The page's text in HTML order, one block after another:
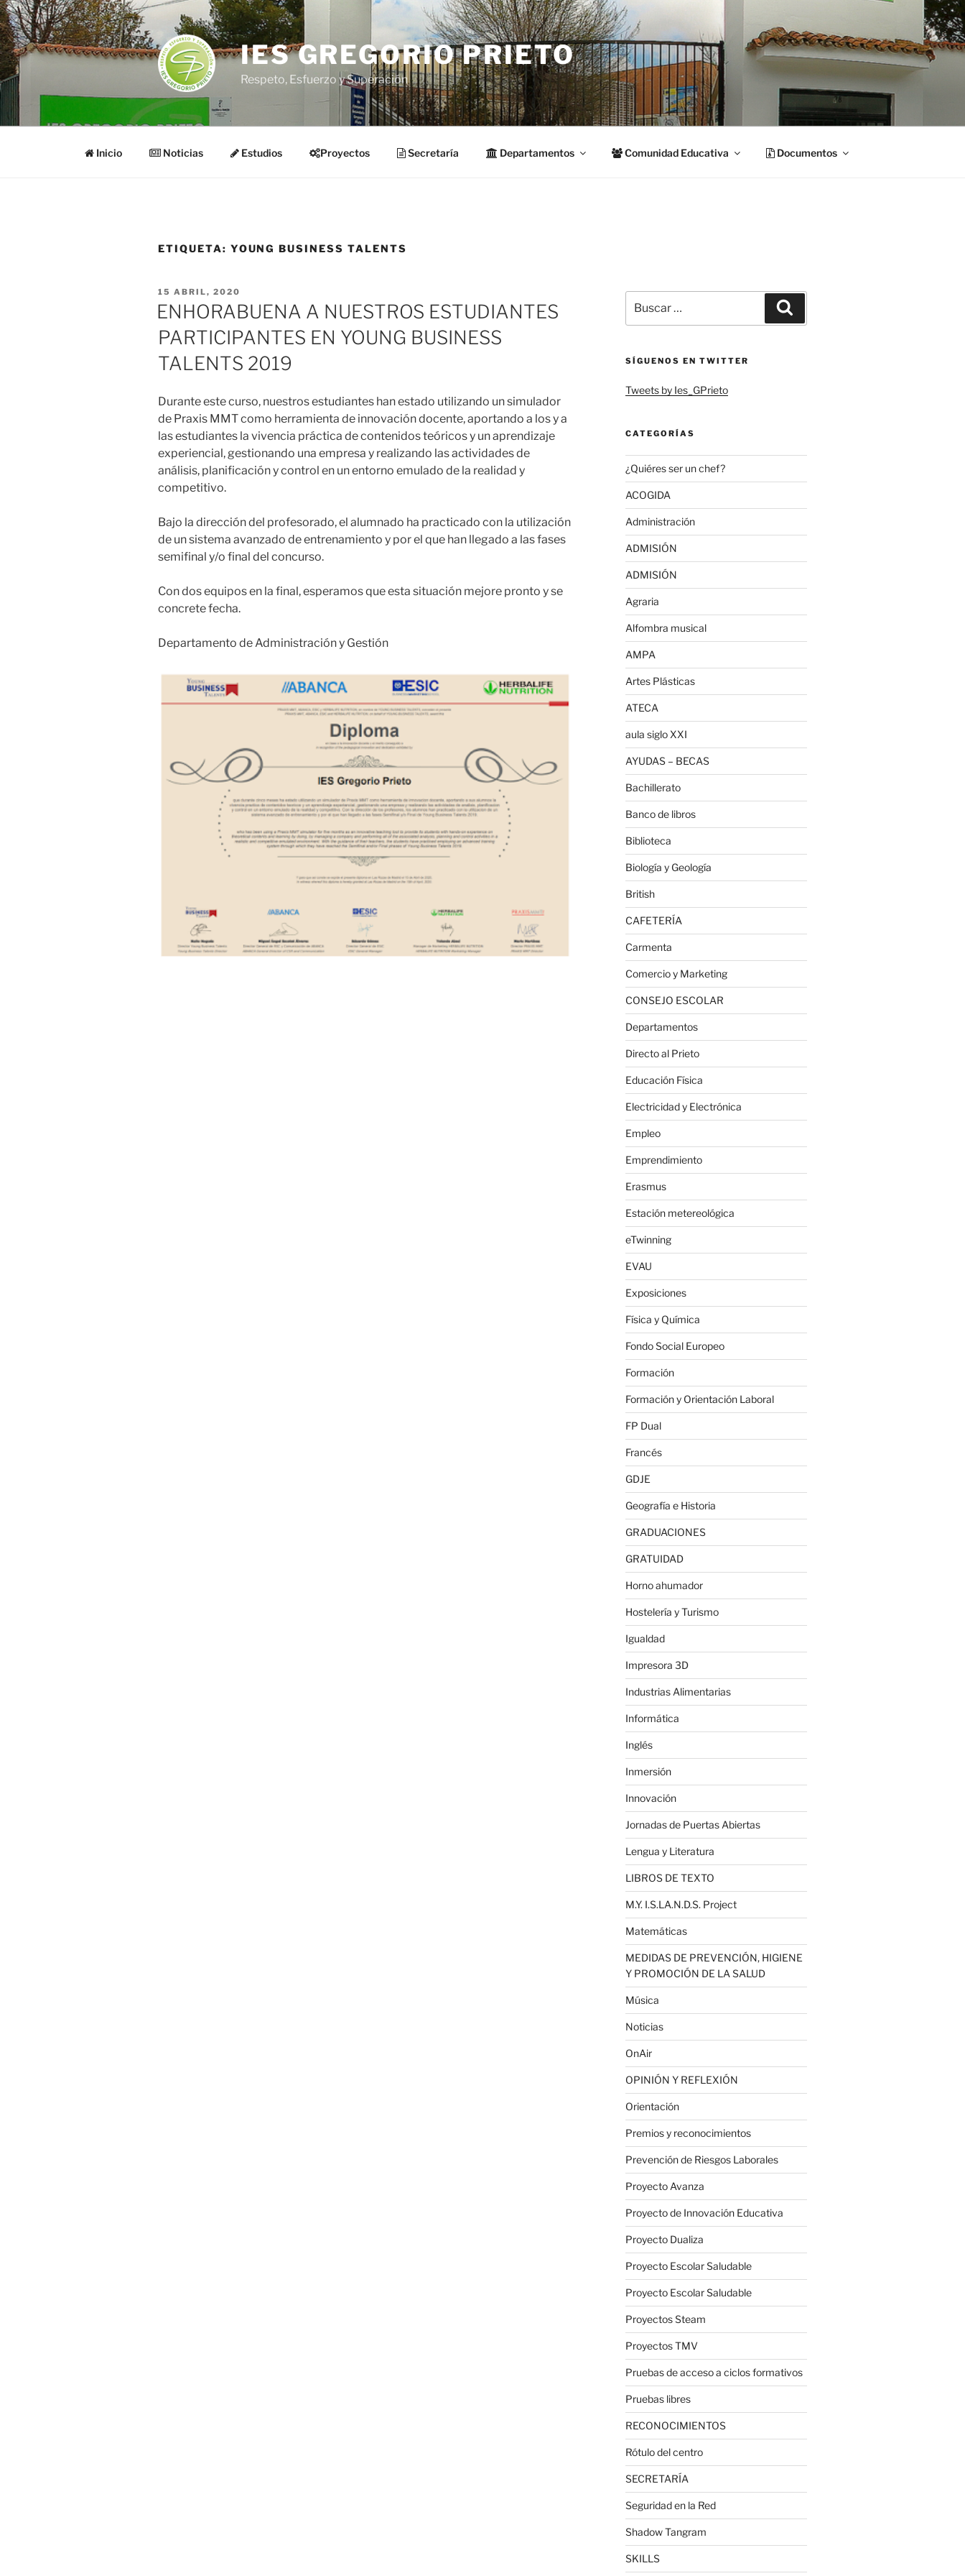
Saltar
al
contenido
IES GREGORIO PRIETO
Respeto, Esfuerzo y Superación
Inicio Noticias Estudios Proyectos Secretaría Departamentos Comunidad Educativa Documentos
ETIQUETA: YOUNG BUSINESS TALENTS
PUBLICADO
EL
15 ABRIL, 2020
ENHORABUENA A NUESTROS ESTUDIANTES
PARTICIPANTES EN YOUNG BUSINESS
TALENTS 2019
Durante este curso, nuestros estudiantes han estado utilizando un simulador
de Praxis MMT como herramienta de innovación docente, aportando a los y a
las estudiantes la vivencia práctica de contenidos teóricos y un aprendizaje
experiencial, gestionando una empresa y realizando las actividades de
análisis, planificación y control en un entorno emulado de la realidad y
competitivo.
Bajo la dirección del profesorado, el alumnado ha practicado con la utilización
de un sistema avanzado de entrenamiento y por el que han llegado a las fases
semifinal y/o final del concurso.
Con dos equipos en la final, esperamos que esta situación mejore pronto y se
concrete fecha.
Departamento de Administración y Gestión
por:
SÍGUENOS EN TWITTER
Tweets by Ies_GPrieto
CATEGORÍAS
¿Quiéres ser un chef?
ACOGIDA
Administración
ADMISIÓN
ADMISIÓN
Agraria
Alfombra musical
AMPA
Artes Plásticas
ATECA
aula siglo XXI
AYUDAS – BECAS
Bachillerato
Banco de libros
Biblioteca
Biología y Geología
British
CAFETERÍA
Carmenta
Comercio y Marketing
CONSEJO ESCOLAR
Departamentos
Directo al Prieto
Educación Física
Electricidad y Electrónica
Empleo
Emprendimiento
Erasmus
Estación metereológica
eTwinning
EVAU
Exposiciones
Física y Química
Fondo Social Europeo
Formación
Formación y Orientación Laboral
FP Dual
Francés
GDJE
Geografía e Historia
GRADUACIONES
GRATUIDAD
Horno ahumador
Hostelería y Turismo
Igualdad
Impresora 3D
Industrias Alimentarias
Informática
Inglés
Inmersión
Innovación
Jornadas de Puertas Abiertas
Lengua y Literatura
LIBROS DE TEXTO
M.Y. I.S.LA.N.D.S. Project
Matemáticas
MEDIDAS DE PREVENCIÓN, HIGIENE
Y PROMOCIÓN DE LA SALUD
Música
Noticias
OnAir
OPINIÓN Y REFLEXIÓN
Orientación
Premios y reconocimientos
Prevención de Riesgos Laborales
Proyecto Avanza
Proyecto de Innovación Educativa
Proyecto Dualiza
Proyecto Escolar Saludable
Proyecto Escolar Saludable
Proyectos Steam
Proyectos TMV
Pruebas de acceso a ciclos formativos
Pruebas libres
RECONOCIMIENTOS
Rótulo del centro
SECRETARÍA
Seguridad en la Red
Shadow Tangram
SKILLS